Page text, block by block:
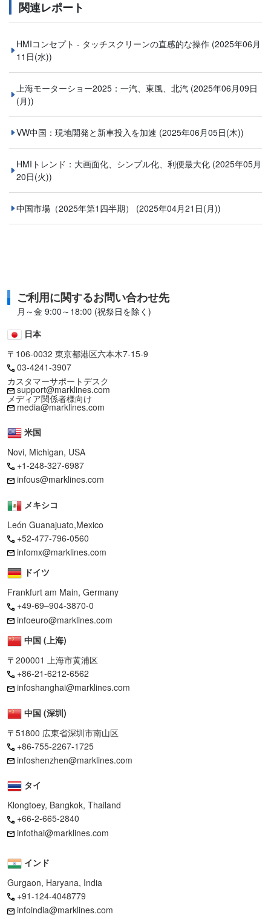
関連レポート
HMIコンセプト - タッチスクリーンの直感的な操作 (2025年06月
11日(水))
上海モーターショー2025：一汽、東風、北汽 (2025年06月09日
(月))
VW中国：現地開発と新車投入を加速 (2025年06月05日(木))
HMIトレンド：大画面化、シンプル化、利便最大化 (2025年05月
20日(火))
中国市場（2025年第1四半期） (2025年04月21日(月))
ご利用に関するお問い合わせ先
月～金 9:00～18:00 (祝祭日を除く)
日本
〒106-0032 東京都港区六本木7-15-9
03-4241-3907
カスタマーサポートデスク
support@marklines.com
メディア関係者様向け
media@marklines.com
米国
Novi, Michigan, USA
+1-248-327-6987
infous@marklines.com
メキシコ
León Guanajuato,Mexico
+52-477-796-0560
infomx@marklines.com
ドイツ
Frankfurt am Main, Germany
+49-69–904-3870-0
infoeuro@marklines.com
中国 (上海)
〒200001 上海市黄浦区
+86-21-6212-6562
infoshanghai@marklines.com
中国 (深圳)
〒51800 広東省深圳市南山区
+86-755-2267-1725
infoshenzhen@marklines.com
タイ
Klongtoey, Bangkok, Thailand
+66-2-665-2840
infothai@marklines.com
インド
Gurgaon, Haryana, India
+91-124-4048779
infoindia@marklines.com